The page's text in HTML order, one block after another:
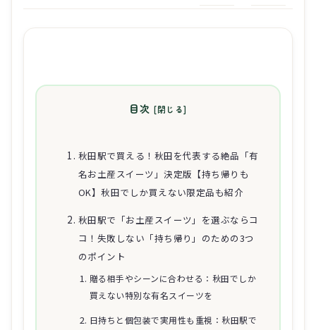
目次
秋田駅で買える！秋田を代表する絶品「有
名お土産スイーツ」決定版【持ち帰りも
OK】秋田でしか買えない限定品も紹介
秋田駅で「お土産スイーツ」を選ぶならコ
コ！失敗しない「持ち帰り」のための3つ
のポイント
贈る相手やシーンに合わせる：秋田でしか
買えない特別な有名スイーツを
日持ちと個包装で実用性も重視：秋田駅で